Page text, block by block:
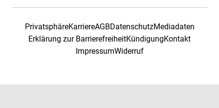
PrivatsphäreKarriereAGBDatenschutzMediadaten
Erklärung zur BarrierefreiheitKündigungKontakt
ImpressumWiderruf